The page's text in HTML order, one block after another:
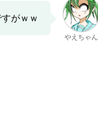
がｗｗ
やえちゃん